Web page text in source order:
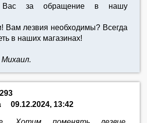
Вас за обращение в нашу
Вам лезвия необходимы? Всегда
в наших магазинах!
09.12.2024, 13:42